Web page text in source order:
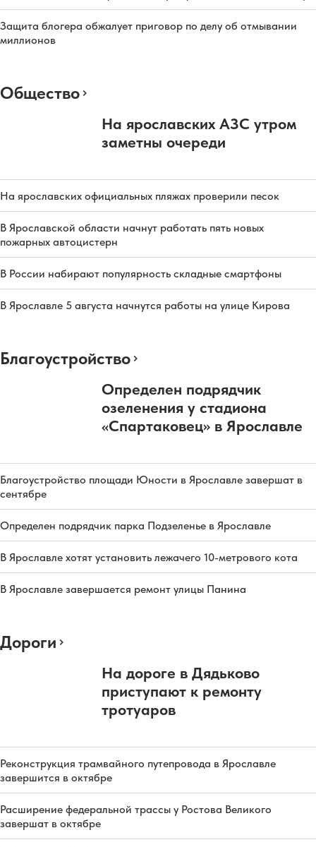
Защита блогера обжалует приговор по делу об отмывании
миллионов
Общество
На ярославских АЗС утром
заметны очереди
На ярославских официальных пляжах проверили песок
В Ярославской области начнут работать пять новых
пожарных автоцистерн
В России набирают популярность складные смартфоны
В Ярославле 5 августа начнутся работы на улице Кирова
Благоустройство
Определен подрядчик
озеленения у стадиона
«Спартаковец» в Ярославле
Благоустройство площади Юности в Ярославле завершат в
сентябре
Определен подрядчик парка Подзеленье в Ярославле
В Ярославле хотят установить лежачего 10-метрового кота
В Ярославле завершается ремонт улицы Панина
Дороги
На дороге в Дядьково
приступают к ремонту
тротуаров
Реконструкция трамвайного путепровода в Ярославле
завершится в октябре
Расширение федеральной трассы у Ростова Великого
завершат в октябре